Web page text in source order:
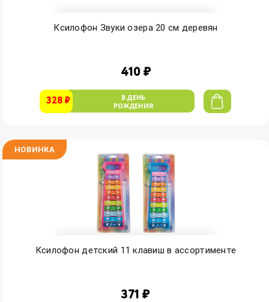
Ксилофон Звуки озера 20 см деревян
410 ₽
328 ₽
В ДЕНЬ
РОЖДЕНИЯ
НОВИНКА
Ксилофон детский 11 клавиш в ассортименте
371 ₽